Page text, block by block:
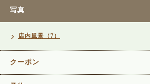
写真
店内風景（7）
クーポン